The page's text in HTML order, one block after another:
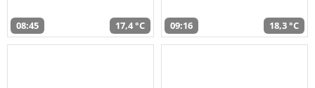
08:45 17,4 °C 09:16 18,3 °C